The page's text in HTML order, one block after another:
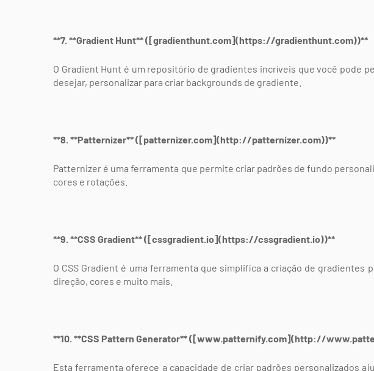
**7. **Gradient Hunt** ([gradienthunt.com](https://gradienthunt.com))**
O Gradient Hunt é um repositório de gradientes incríveis que você pode
desejar, personalizar para criar backgrounds de gradiente.
**8. **Patternizer** ([patternizer.com](http://patternizer.com))**
Patternizer é uma ferramenta que permite criar padrões de fundo
cores e rotações.
**9. **CSS Gradient** ([cssgradient.io](https://cssgradient.io))**
O CSS Gradient é uma ferramenta que simplifica a criação de gradientes
direção, cores e muito mais.
**10. **CSS Pattern Generator** ([www.patternify.com](http://
Esta ferramenta oferece a capacidade de criar padrões personalizados